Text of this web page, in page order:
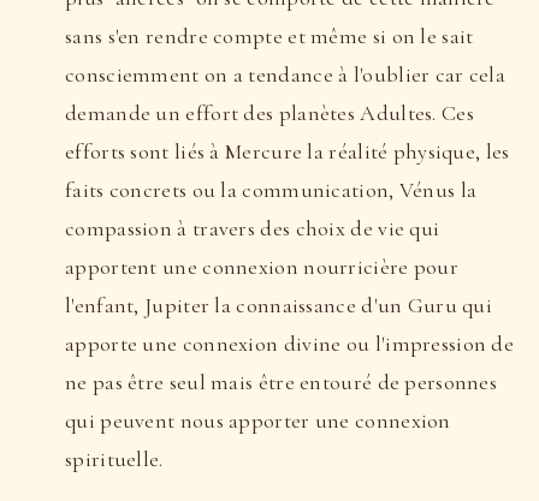
sans s'en rendre compte et même si on le sait
consciemment on a tendance à l'oublier car cela
demande un effort des planètes Adultes. Ces
efforts sont liés à Mercure la réalité physique, les
faits concrets ou la communication, Vénus la
compassion à travers des choix de vie qui
apportent une connexion nourricière pour
l'enfant, Jupiter la connaissance d'un Guru qui
apporte une connexion divine ou l'impression de
ne pas être seul mais être entouré de personnes
qui peuvent nous apporter une connexion
spirituelle.